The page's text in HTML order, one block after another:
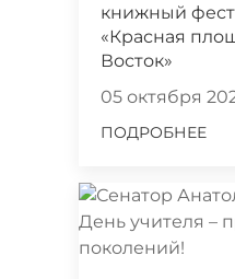
книжный
«Красная
Восток»
05 октября
ПОДРОБНЕЕ